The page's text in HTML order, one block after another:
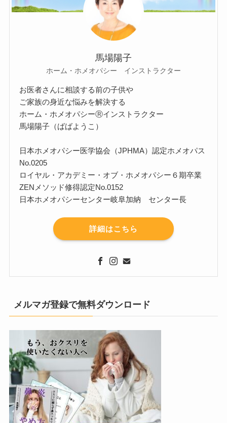
馬場陽子
ホーム・ホメオパシー インストラクター
お医者さんに相談する前の子供や
ご家族の身近な悩みを解決する
ホーム・ホメオパシーⓇインストラクター
馬場陽子（ばばようこ）
日本ホメオパシー医学協会（JPHMA）認定ホメオパス
No.0205
ロイヤル・アカデミー・オブ・ホメオパシー６期卒業
ZENメソッド修得認定No.0152
日本ホメオパシーセンター岐阜加納 センター長
詳細はこちら
メルマガ登録で無料ダウンロード